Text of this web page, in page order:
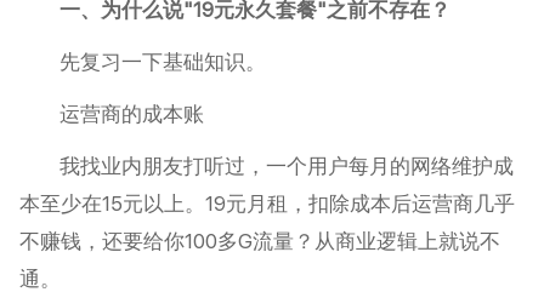
一、为什么说"19元永久套餐"之前不存在？
先复习一下基础知识。
运营商的成本账
我找业内朋友打听过，一个用户每月的网络维护成
本至少在15元以上。19元月租，扣除成本后运营商几乎
不赚钱，还要给你100多G流量？从商业逻辑上就说不
通。